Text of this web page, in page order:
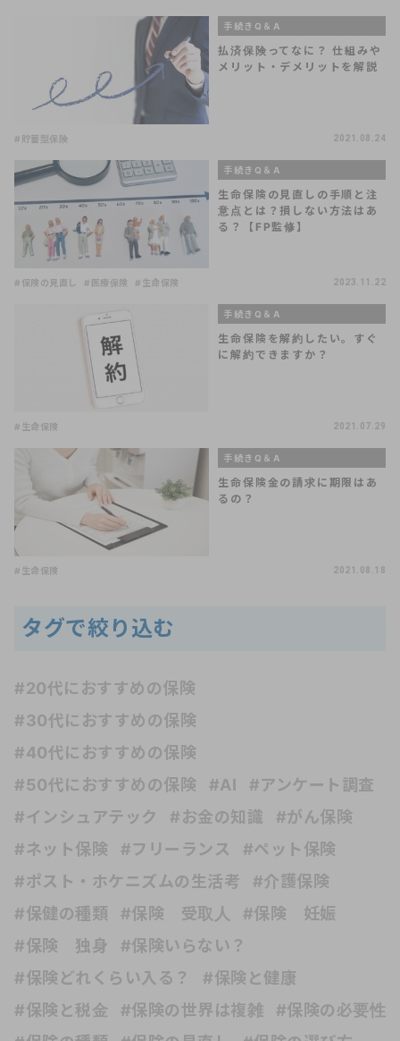
手続きQ＆A
払済保険ってなに？ 仕組みや
メリット・デメリットを解説
#貯蓄型保険 2021.08.24
手続きQ＆A
生命保険の見直しの手順と注
意点とは？損しない方法はあ
る？【FP監修】
#保険の見直し #医療保険 #生命保険 2023.11.22
手続きQ＆A
生命保険を解約したい。すぐ
に解約できますか？
#生命保険 2021.07.29
手続きQ＆A
生命保険金の請求に期限はあ
るの？
#生命保険 2021.08.18
タグで絞り込む
#20代におすすめの保険
#30代におすすめの保険
#40代におすすめの保険
#50代におすすめの保険
#AI
#アンケート調査
#インシュアテック
#お金の知識
#がん保険
#ネット保険
#フリーランス
#ペット保険
#ポスト・ホケニズムの生活考
#介護保険
#保健の種類
#保険 受取人
#保険 妊娠
#保険 独身
#保険いらない？
#保険どれくらい入る？
#保険と健康
#保険と税金
#保険の世界は複雑
#保険の必要性